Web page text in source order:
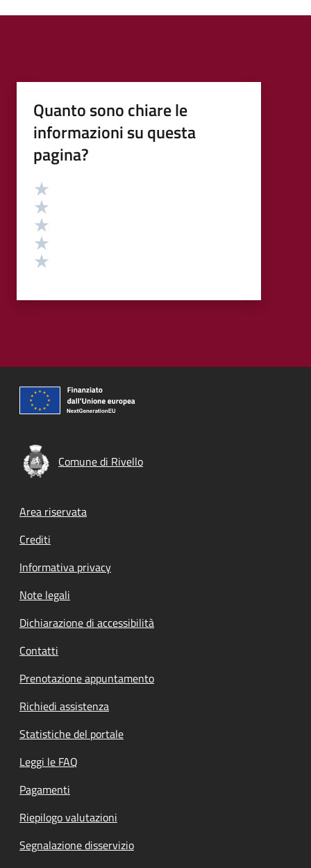
Quanto sono chiare le
informazioni su questa
pagina?
Valutazione
Comune di Rivello
Footer menu
Area riservata
Crediti
Informativa privacy
Note legali
Dichiarazione di accessibilità
Contatti
Prenotazione appuntamento
Richiedi assistenza
Statistiche del portale
Leggi le FAQ
Pagamenti
Riepilogo valutazioni
Segnalazione disservizio